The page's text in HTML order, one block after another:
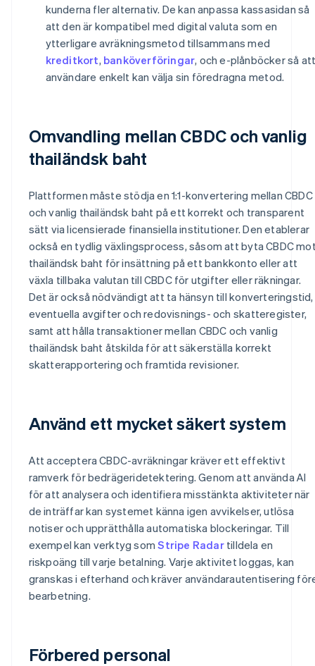
kunderna fler alternativ. De kan anpassa kassasidan så
att den är kompatibel med digital valuta som en
ytterligare avräkningsmetod tillsammans med
kreditkort, banköverföringar, och e-plånböcker så
användare enkelt kan välja sin föredragna metod.
Omvandling mellan CBDC och vanlig
thailändsk baht
Plattformen måste stödja en 1:1-konvertering mellan CBDC
och vanlig thailändsk baht på ett korrekt och transparent
sätt via licensierade finansiella institutioner. Den etablerar
också en tydlig växlingsprocess, såsom att byta CBDC
thailändsk baht för insättning på ett bankkonto eller att
växla tillbaka valutan till CBDC för utgifter eller räkningar.
Det är också nödvändigt att ta hänsyn till konverteringstid,
eventuella avgifter och redovisnings- och skatteregister,
samt att hålla transaktioner mellan CBDC och vanlig
thailändsk baht åtskilda för att säkerställa korrekt
skatterapportering och framtida revisioner.
Använd ett mycket säkert system
Att acceptera CBDC-avräkningar kräver ett effektivt
ramverk för bedrägeridetektering. Genom att använda AI
för att analysera och identifiera misstänkta aktiviteter när
de inträffar kan systemet känna igen avvikelser, utlösa
notiser och upprätthålla automatiska blockeringar. Till
exempel kan verktyg somStripe Radartilldela en
riskpoäng till varje betalning. Varje aktivitet loggas, kan
granskas i efterhand och kräver användarautentisering
bearbetning.
Förbered personal